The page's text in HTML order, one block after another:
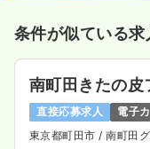
日勤のみ（パート
条件が似ている求
南町田きたの皮
直接応募求人
電子
東京都町田市 / 南町田